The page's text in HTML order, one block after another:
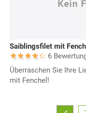
Saiblingsfilet mit
6
Überraschen Sie Ihre
mit Fenchel!